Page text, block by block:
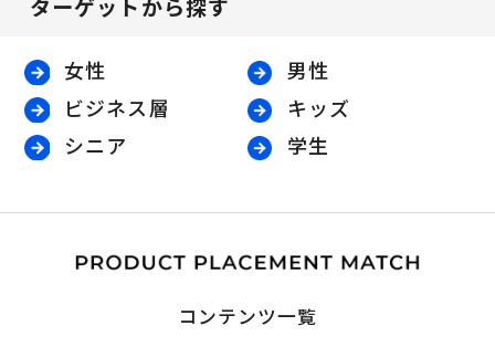
女性
男性
ビジネス層
キッズ
シニア
学生
コンテンツ一覧